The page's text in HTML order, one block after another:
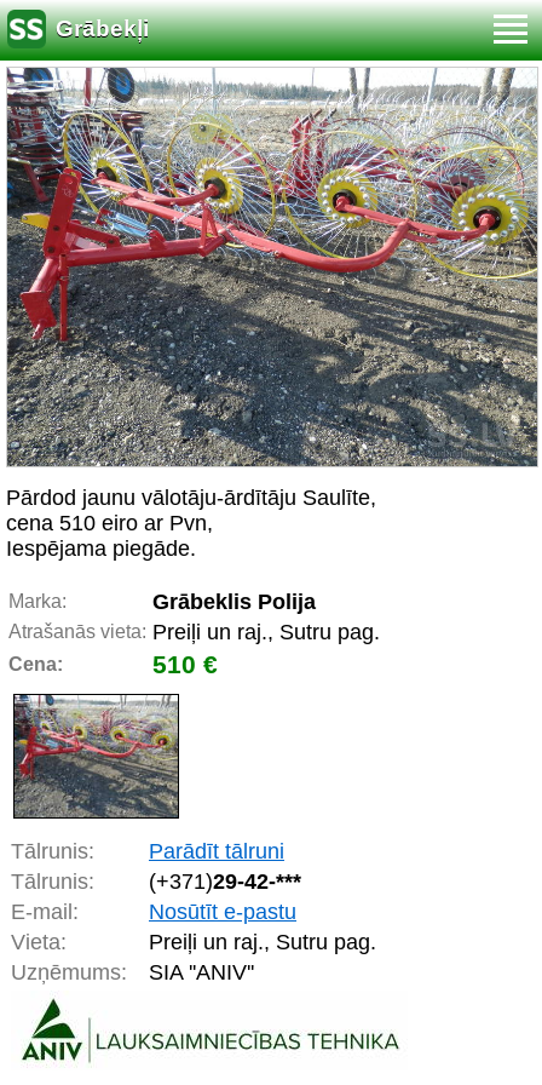
Grābekļi
Pārdod jaunu vālotāju-ārdītāju Saulīte,
cena 510 eiro ar Pvn,
Iespējama piegāde.
Marka: Grābeklis Polija
Atrašanās vieta: Preiļi un raj., Sutru pag.
Cena: 510 €
Tālrunis:
Parādīt tālruni
Tālrunis:
(+371)29-42-***
E-mail:
Nosūtīt e-pastu
Vieta:
Preiļi un raj., Sutru pag.
Uzņēmums:
SIA ''ANIV''